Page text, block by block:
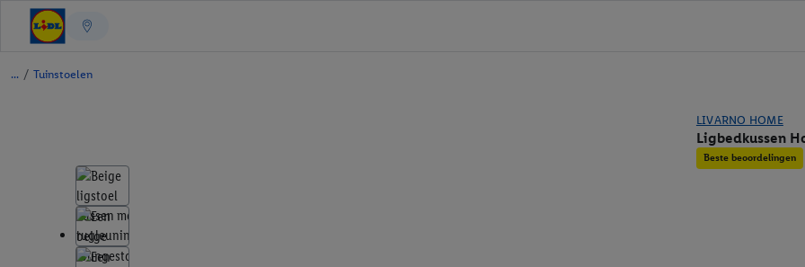
/ Tuinstoelen
LIVARNO HOME
Ligbedkussen
Beste beoordelingen